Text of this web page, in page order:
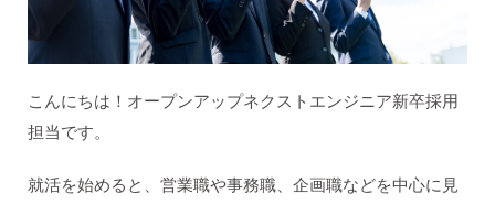
こんにちは！オープンアップネクストエンジニア新卒採用
担当です。
就活を始めると、営業職や事務職、企画職などを中心に見